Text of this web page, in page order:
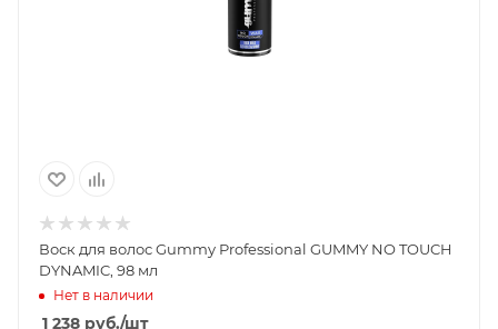
Воск для волос Gummy Professional GUMMY NO TOUCH
DYNAMIC, 98 мл
Нет в наличии
1 238 руб./шт